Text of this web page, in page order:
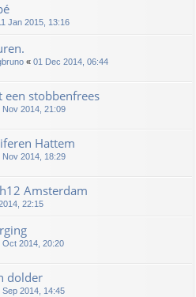
Jan 2015, 13:16
« 01 Dec 2014, 06:44
een stobbenfrees
Nov 2014, 21:09
Hattem
Nov 2014, 18:29
Amsterdam
22:15
Oct 2014, 20:20
dolder
Sep 2014, 14:45